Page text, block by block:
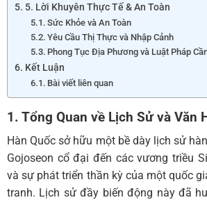
5. Lời Khuyên Thực Tế & An Toàn
Sức Khỏe và An Toàn
Yêu Cầu Thị Thực và Nhập Cảnh
Phong Tục Địa Phương và Luật Pháp
Kết Luận
Bài viết liên quan
1. Tổng Quan về Lịch Sử và Văn
Hàn Quốc sở hữu một bề dày lịch sử
Gojoseon cổ đại đến các vương triều
và sự phát triển thần kỳ của một quốc
tranh. Lịch sử đầy biến động này đã